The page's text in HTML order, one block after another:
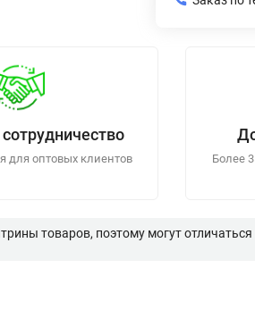
для оптовых клиентов Более
товаров, поэтому могут